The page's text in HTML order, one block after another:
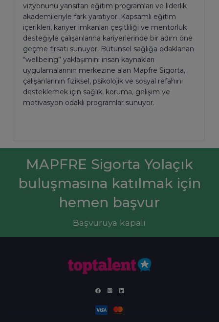
vizyonunu yansıtan eğitim programları ve liderlik
akademileriyle fark yaratıyor. Kapsamlı eğitim
içerikleri, kariyer imkanları çeşitliliği ve mentorluk
desteğiyle çalışanlarına kariyerlerinde bir adım öne
geçme fırsatı sunuyor. Bütünsel sağlığa odaklanan
“wellbeing” yaklaşımını insan kaynakları
uygulamalarının merkezine alan Mapfre Sigorta,
çalışanlarının fiziksel, psikolojik ve sosyal refahını
desteklemek için sağlık, koruma, gelişim ve
motivasyon odaklı programlar sunuyor.
MAPFRE Sigorta Yolaçık
buluşmasına katılmak için
hemen başvur
Başvuruya kapalı